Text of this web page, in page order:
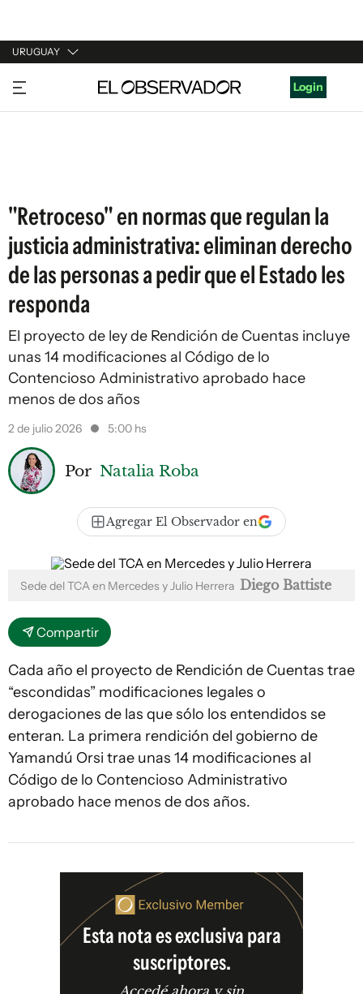
URUGUAY
URUGUAY
ARGENTINA
Login
"Retroceso" en normas que regulan la
justicia administrativa: eliminan derecho
de las personas a pedir que el Estado les
responda
El proyecto de ley de Rendición de Cuentas incluye
unas 14 modificaciones al Código de lo
Contencioso Administrativo aprobado hace
menos de dos años
2 de julio 2026 5:00 hs
Por Natalia Roba
Agregar El Observador en
Sede del TCA en Mercedes y Julio Herrera Diego Battiste
Compartir
Cada año el proyecto de Rendición de Cuentas trae
“escondidas” modificaciones legales o
derogaciones de las que sólo los entendidos se
enteran. La primera rendición del gobierno de
Yamandú Orsi trae unas 14 modificaciones al
Código de lo Contencioso Administrativo
aprobado hace menos de dos años.
Esta nota es exclusiva para
suscriptores.